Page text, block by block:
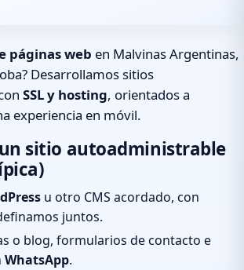
páginas web en Malvinas Argentinas,
Desarrollamos sitios
SSL y hosting, orientados a
experiencia en móvil.
sitio autoadministrable
u otro CMS acordado, con
juntos.
o blog, formularios de contacto e
WhatsApp.